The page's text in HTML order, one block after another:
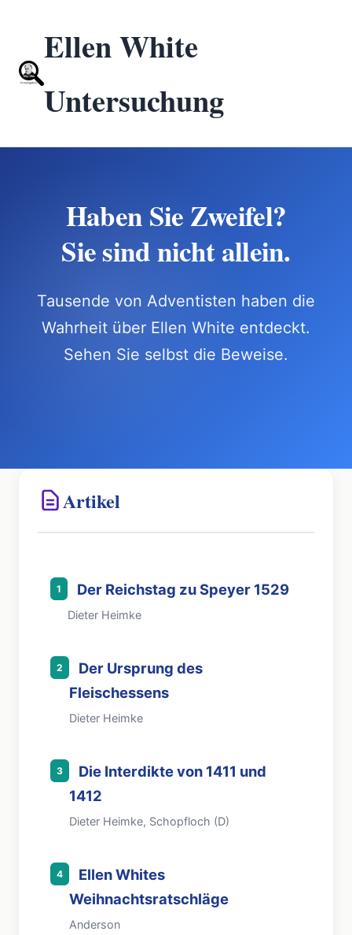
Ellen White
Untersuchung
Haben Sie Zweifel?
Sie sind nicht allein.
Tausende von Adventisten haben die
Wahrheit über Ellen White entdeckt.
Sehen Sie selbst die Beweise.
Artikel
1 Der Reichstag zu Speyer 1529
Dieter Heimke
2
Der Ursprung des
Fleischessens
Dieter Heimke
3
Die Interdikte von 1411 und
1412
Dieter Heimke, Schopfloch (D)
4
Ellen Whites
Weihnachtsratschläge
Anderson